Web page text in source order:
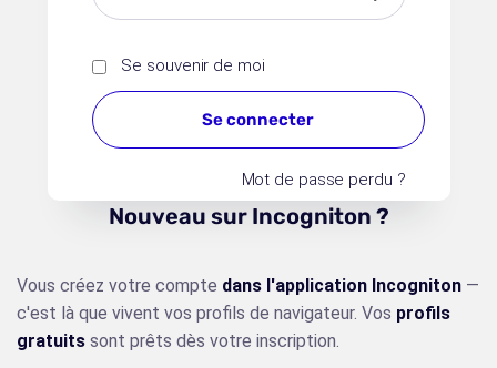
Se souvenir de moi
Se connecter
Mot de passe perdu ?
Nouveau sur Incogniton ?
Vous créez votre compte dans l'application Incogniton —
c'est là que vivent vos profils de navigateur. Vos profils
gratuits sont prêts dès votre inscription.